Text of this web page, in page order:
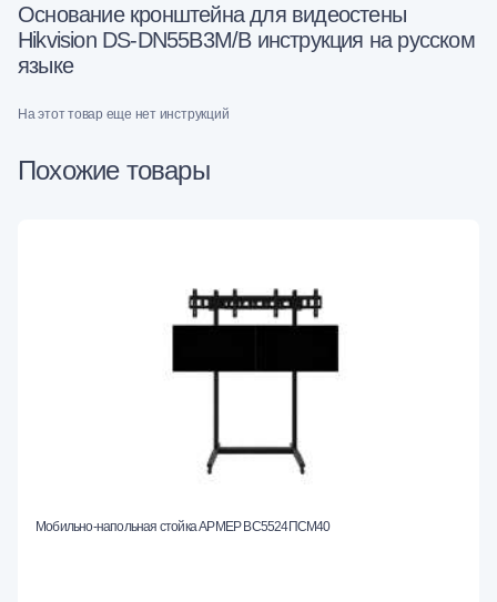
Основание кронштейна для видеостены
Hikvision DS-DN55B3M/B инструкция на русском
языке
На этот товар еще нет инструкций
Похожие товары
Мобильно-напольная стойка АРМЕР ВС5524ПСМ40